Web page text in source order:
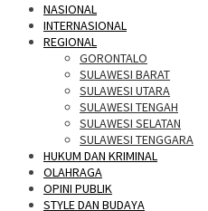
NASIONAL
INTERNASIONAL
REGIONAL
GORONTALO
SULAWESI BARAT
SULAWESI UTARA
SULAWESI TENGAH
SULAWESI SELATAN
SULAWESI TENGGARA
HUKUM DAN KRIMINAL
OLAHRAGA
OPINI PUBLIK
STYLE DAN BUDAYA